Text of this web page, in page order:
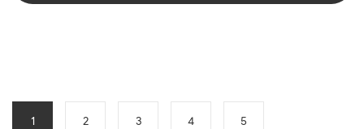
1 2 3 4 5